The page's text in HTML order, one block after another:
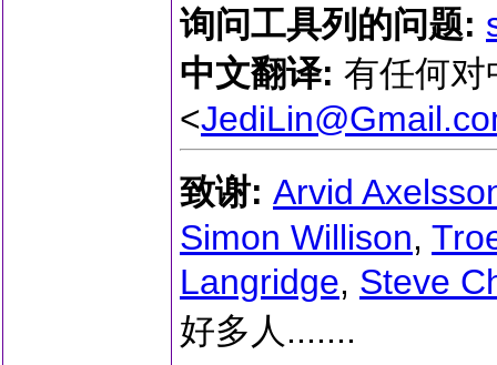
询问工具列的问题:
中文翻译: 有任何对
<
致谢: Arvid
Simon Willison,
Langridge, Steve
好多人.......